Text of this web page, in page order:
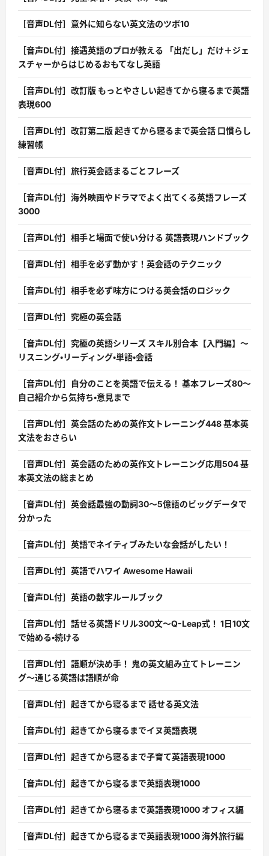
［音声DL付］意外に知らない英文法のツボ10
［音声DL付］接遇英語のプロが教える 「出だし」だけ＋ジェ
スチャーからはじめるおもてなし英語
［音声DL付］改訂版 もっとやさしい起きてから寝るまで英語
表現600
［音声DL付］改訂第二版 起きてから寝るまで英会話 口慣らし
練習帳
［音声DL付］旅行英会話まるごとフレーズ
［音声DL付］海外映画やドラマでよく出てくる英語フレーズ
3000
［音声DL付］相手と場面で使い分ける 英語表現ハンドブック
［音声DL付］相手を必ず動かす！英会話のテクニック
［音声DL付］相手を必ず味方につける英会話のロジック
［音声DL付］究極の英会話
［音声DL付］究極の英語シリーズ スキル別合本【入門編】〜
リスニング・リーディング・単語・会話
［音声DL付］自分のことを英語で伝える！ 基本フレーズ80〜
自己紹介から気持ち・意見まで
［音声DL付］英会話のための英作文トレーニング448 基本英
文法をおさらい
［音声DL付］英会話のための英作文トレーニング応用504 基
本英文法の総まとめ
［音声DL付］英会話最強の動詞30〜5億語のビッグデータで
分かった
［音声DL付］英語でネイティブみたいな会話がしたい！
［音声DL付］英語でハワイ Awesome Hawaii
［音声DL付］英語の数字ルールブック
［音声DL付］話せる英語ドリル300文〜Q-Leap式！ 1日10文
で始める・続ける
［音声DL付］語順が決め手！ 鬼の英文組み立てトレーニン
グ〜通じる英語は語順が命
［音声DL付］起きてから寝るまで 話せる英文法
［音声DL付］起きてから寝るまでイヌ英語表現
［音声DL付］起きてから寝るまで子育て英語表現1000
［音声DL付］起きてから寝るまで英語表現1000
［音声DL付］起きてから寝るまで英語表現1000 オフィス編
［音声DL付］起きてから寝るまで英語表現1000 海外旅行編